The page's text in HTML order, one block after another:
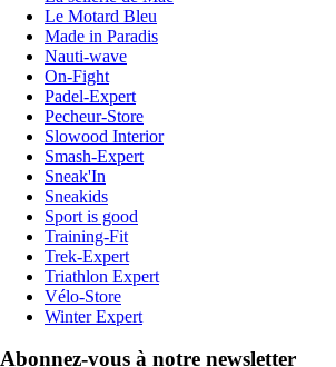
Le Motard Bleu
Made in Paradis
Nauti-wave
On-Fight
Padel-Expert
Pecheur-Store
Slowood Interior
Smash-Expert
Sneak'In
Sneakids
Sport is good
Training-Fit
Trek-Expert
Triathlon Expert
Vélo-Store
Winter Expert
Abonnez-vous à notre newsletter